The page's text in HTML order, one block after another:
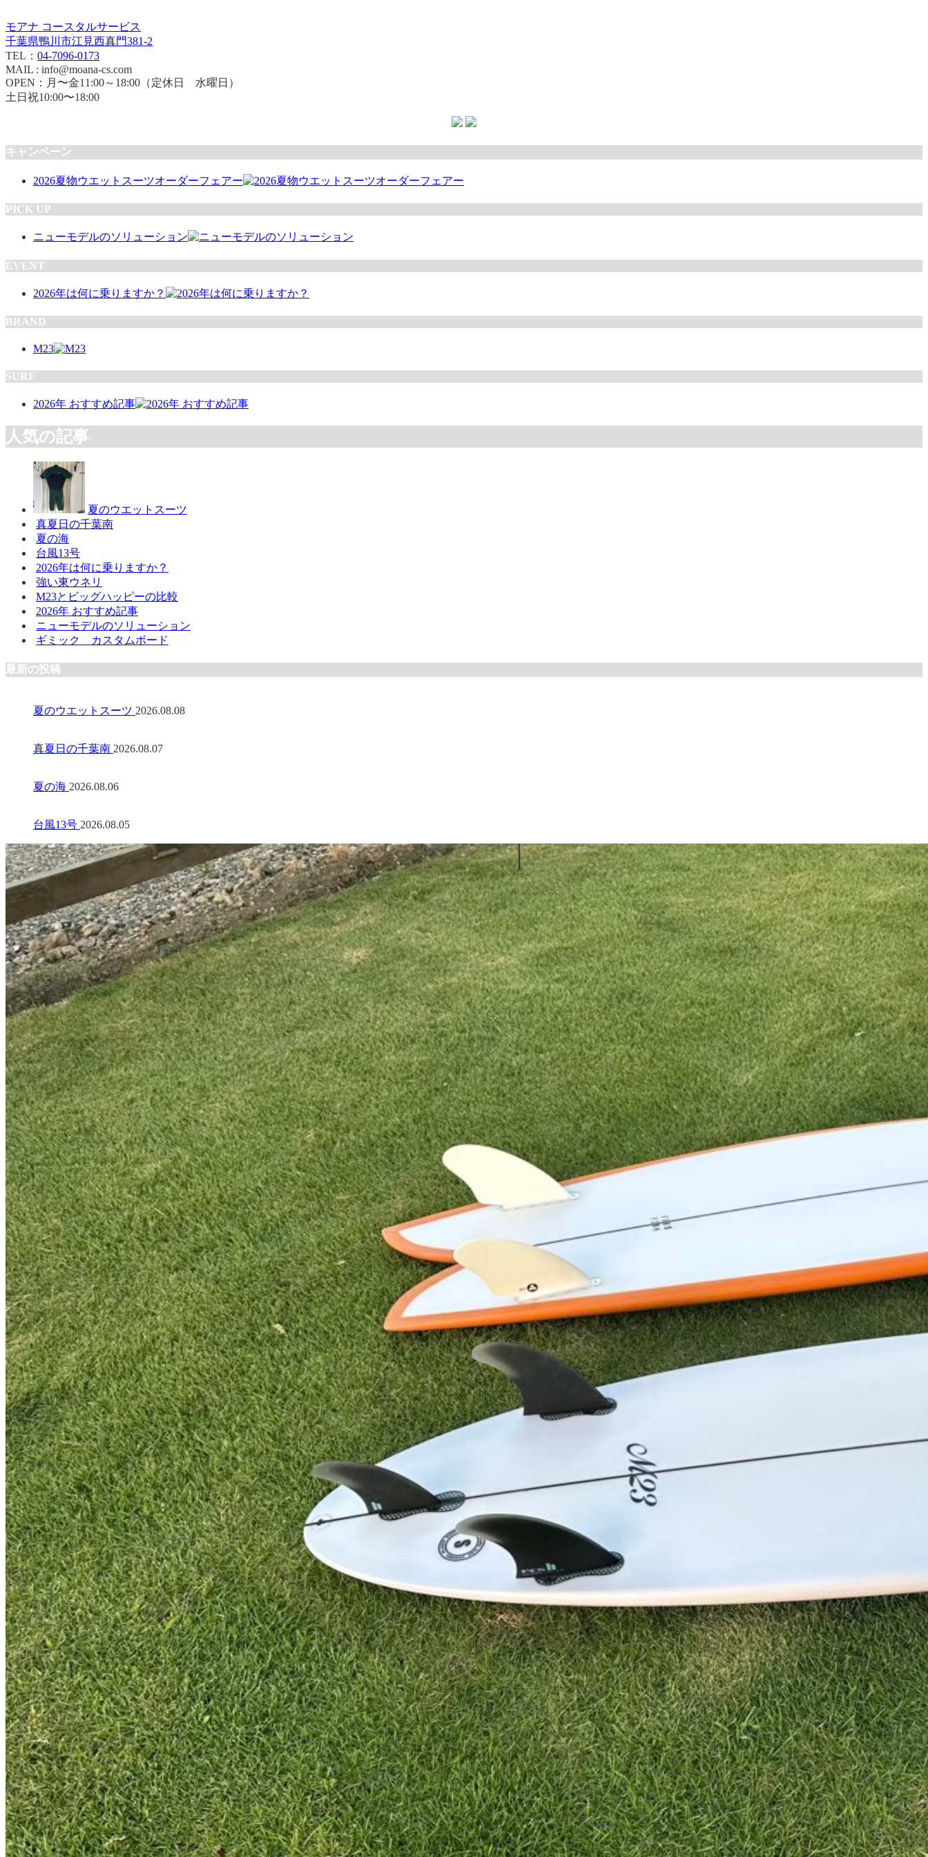
モアナ コースタルサービス
千葉県鴨川市江見西真門381-2
TEL： 04-7096-0173
MAIL : info@moana-cs.com
OPEN：月〜金11:00～18:00（定休日 水曜日）
土日祝10:00〜18:00
キャンペーン
2026夏物ウエットスーツオーダーフェアー
PICK UP
ニューモデルのソリューション
EVENT
2026年は何に乗りますか？
BRAND
M23
SURF
2026年 おすすめ記事
人気の記事
夏のウエットスーツ
真夏日の千葉南
夏の海
台風13号
2026年は何に乗りますか？
強い東ウネリ
M23とビッグハッピーの比較
2026年 おすすめ記事
ニューモデルのソリューション
ギミック カスタムボード
最新の投稿
夏のウエットスーツ 2026.08.08
真夏日の千葉南 2026.08.07
夏の海 2026.08.06
台風13号 2026.08.05